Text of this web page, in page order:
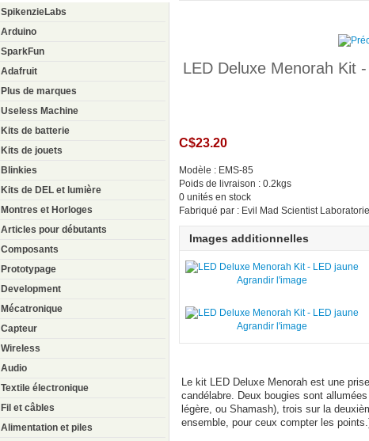
SpikenzieLabs
Arduino
SparkFun
Adafruit
Plus de marques
Useless Machine
Kits de batterie
Kits de jouets
Blinkies
Kits de DEL et lumière
Montres et Horloges
Articles pour débutants
Composants
Prototypage
Development
Mécatronique
Capteur
Wireless
Audio
Textile électronique
Fil et câbles
Alimentation et piles
LED Deluxe Menorah Kit
C$23.20
Modèle : EMS-85
Poids de livraison : 0.2kgs
0 unités en stock
Fabriqué par : Evil Mad Scientist
Images additionnelles
Agrandir l'image
Agrandir l'image
Le kit LED Deluxe Menorah est une
candélabre. Deux bougies sont
légère, ou Shamash), trois sur la
ensemble, pour ceux compter les